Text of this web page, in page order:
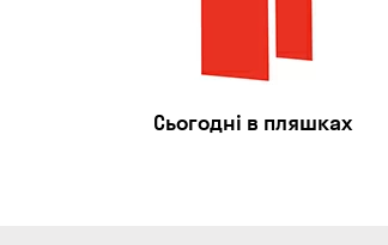
Сьогодні в пляшках